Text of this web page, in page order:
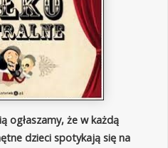
ogłaszamy, że w każdą
dzieci spotykają się na